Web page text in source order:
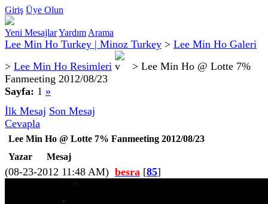
Giriş Üye Olun
Yeni MesajlarYardım Arama
Lee Min Ho Turkey | Minoz Turkey > Lee Min Ho Galeri
> Lee Min Ho Resimleri > Lee Min Ho @ Lotte 7%
Fanmeeting 2012/08/23
Sayfa: 1 »
İlk Mesaj Son Mesaj
Cevapla
Lee Min Ho @ Lotte 7% Fanmeeting 2012/08/23
Yazar
Mesaj
(08-23-2012 11:48 AM) besra [85]